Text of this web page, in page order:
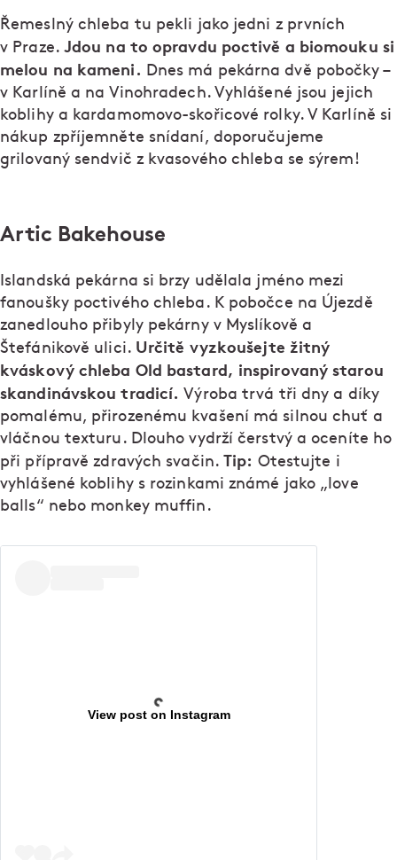
Řemeslný chleba tu pekli jako jedni z prvních
v Praze. Jdou na to opravdu poctivě a biomouku si
melou na kameni. Dnes má pekárna dvě pobočky –
v Karlíně a na Vinohradech. Vyhlášené jsou jejich
koblihy a kardamomovo-skořicové rolky. V Karlíně si
nákup zpříjemněte snídaní, doporučujeme
grilovaný sendvič z kvasového chleba se sýrem!
Artic Bakehouse
Islandská pekárna si brzy udělala jméno mezi
fanoušky poctivého chleba. K pobočce na Újezdě
zanedlouho přibyly pekárny v Myslíkově a
Štefánikově ulici. Určitě vyzkoušejte žitný
kváskový chleba Old bastard, inspirovaný starou
skandinávskou tradicí.Výroba trvá tři dny a díky
pomalému, přirozenému kvašení má silnou chuť a
vláčnou texturu. Dlouho vydrží čerstvý a oceníte ho
při přípravě zdravých svačin.Tip: Otestujte i
vyhlášené koblihy s rozinkami známé jako „love
balls“ nebo monkey muffin.
View post on Instagram